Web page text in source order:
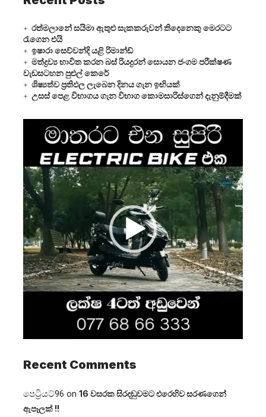
රත්මලානේ සයිමා ඇතුළු සැකකරුවන් තිදෙනෙකු මෙරටට
රැගෙන එයි
ඉෂාරා සෙව්වන්දි යළි රිමාන්ඩ්
මත්ද්‍රව්‍ය භාවිත කරන බස් රියදුරන් සොයන ජංගම පරීක්ෂණ
වැඩසටහන පුළුල් කෙරේ
ශිෂ්‍යත්ව ප්‍රතිඵල ලැබෙන දිනය ගැන ඉඟියක්
උසස් පෙළ විභාගය ගැන විභාග කොමසාරිස්ගෙන් දැනුම්දීමක්
Player
Recent Comments
පෙට්‍රියට්96 on 16 වසරක සිරදඬුවමට එරෙහිව සරණගෙන්
ඇපෑලක් !!